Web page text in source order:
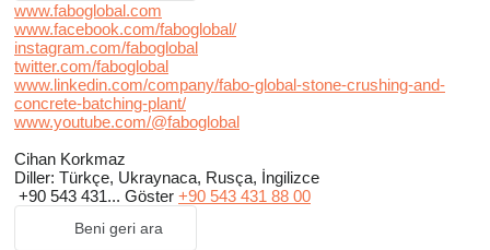
www.faboglobal.com
www.facebook.com/faboglobal/
instagram.com/faboglobal
twitter.com/faboglobal
www.linkedin.com/company/fabo-global-stone-crushing-and-
concrete-batching-plant/
www.youtube.com/@faboglobal
Cihan Korkmaz
Diller: Türkçe, Ukraynaca, Rusça, İngilizce
+90 543 431... Göster +90 543 431 88 00
Beni geri ara